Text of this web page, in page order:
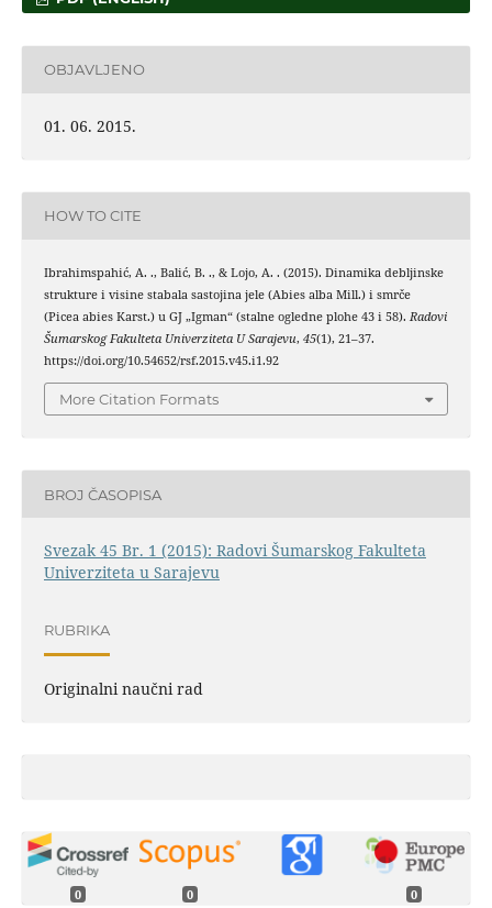
OBJAVLJENO
01. 06. 2015.
HOW TO CITE
Ibrahimspahić, A. ., Balić, B. ., & Lojo, A. . (2015). Dinamika debljinske
strukture i visine stabala sastojina jele (Abies alba Mill.) i smrče
(Picea abies Karst.) u GJ „Igman“ (stalne ogledne plohe 43 i 58). Radovi
Šumarskog Fakulteta Univerziteta U Sarajevu, 45(1), 21–37.
https://doi.org/10.54652/rsf.2015.v45.i1.92
More Citation Formats
BROJ ČASOPISA
Svezak 45 Br. 1 (2015): Radovi Šumarskog Fakulteta
Univerziteta u Sarajevu
RUBRIKA
Originalni naučni rad
0 0 0